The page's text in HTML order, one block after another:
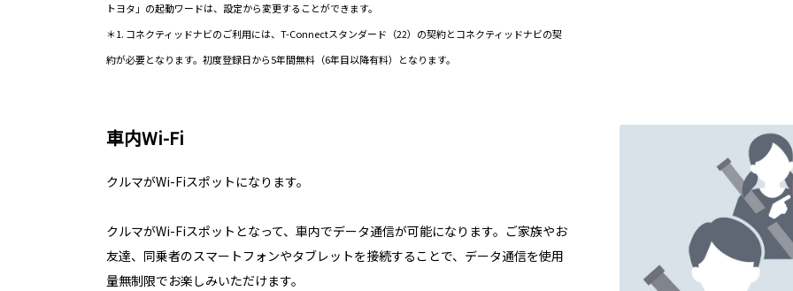
トヨタ」の起動ワードは、設定から変更することができます。
＊1. コネクティッドナビのご利用には、T-Connectスタンダード（22）の契約とコネクティッドナビの契
約が必要となります。初度登録日から5年間無料（6年目以降有料）となります。
車内Wi-Fi
クルマがWi-Fiスポットになります。
クルマがWi-Fiスポットとなって、車内でデータ通信が可能になります。ご家族やお
友達、同乗者のスマートフォンやタブレットを接続することで、データ通信を使用
量無制限でお楽しみいただけます。